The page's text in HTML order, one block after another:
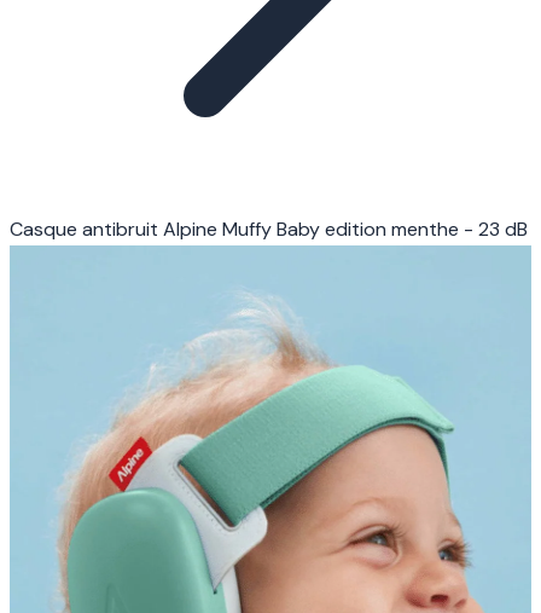
Casque antibruit Alpine Muffy Baby edition menthe - 23 dB